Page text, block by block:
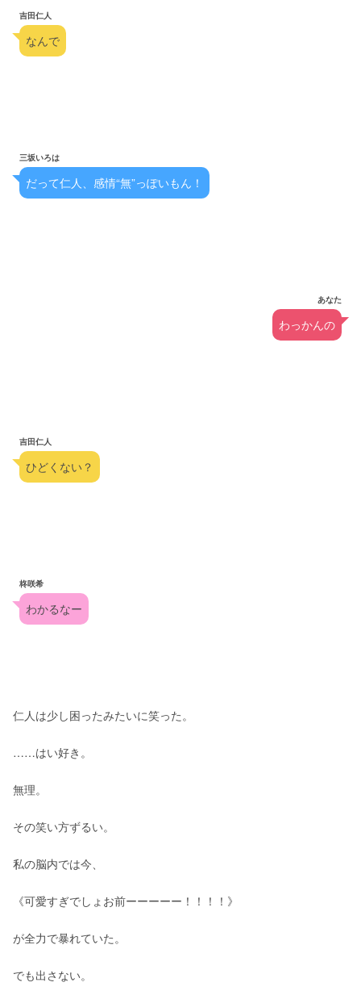
吉田仁人
なんで
三坂いろは
だって仁人、感情“無”っぽいもん！
あなた
わっかんの
吉田仁人
ひどくない？
柊咲希
わかるなー
仁人は少し困ったみたいに笑った。
……はい好き。
無理。
その笑い方ずるい。
私の脳内では今、
《可愛すぎでしょお前ーーーーー！！！！》
が全力で暴れていた。
でも出さない。